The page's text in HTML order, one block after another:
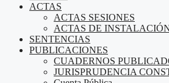
ACTAS
ACTAS SESIONES
ACTAS DE
SENTENCIAS
PUBLICACIONES
CUADERNOS
JURISPRUDENCIA